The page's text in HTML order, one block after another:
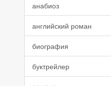
анабиоз
английский роман
биография
буктрейлер